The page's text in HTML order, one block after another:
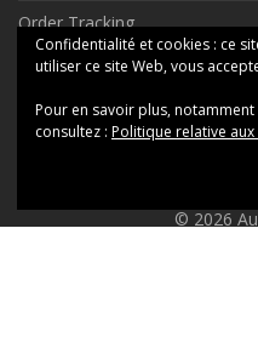
Order Tracking
Contact
Social Profiles
© 2026
Confidentialité et cookies : ce
utiliser ce site Web, vous
Pour en savoir plus,
consultez : Politique relative